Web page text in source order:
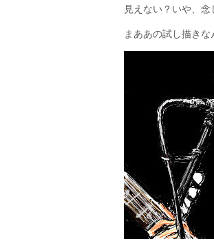
見えない？いや、念
まああの試し描きな